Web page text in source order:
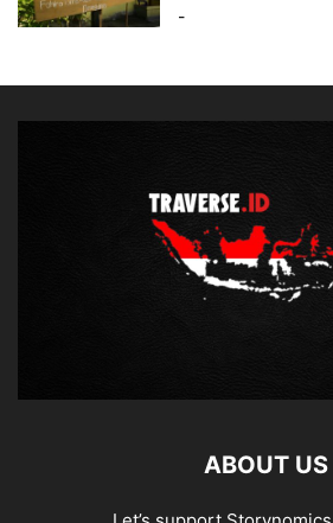
-
ABOUT US